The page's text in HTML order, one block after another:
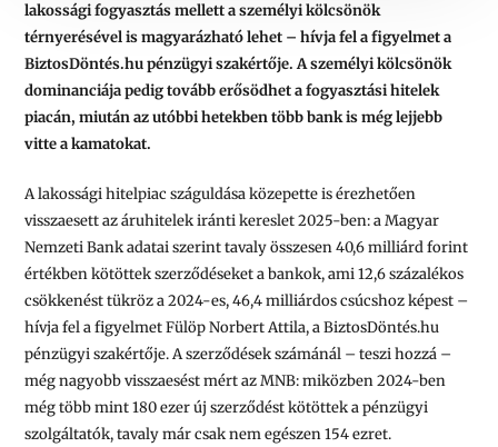
lakossági fogyasztás mellett a személyi kölcsönök
térnyerésével is magyarázható lehet – hívja fel a figyelmet a
BiztosDöntés.hu pénzügyi szakértője. A személyi kölcsönök
dominanciája pedig tovább erősödhet a fogyasztási hitelek
piacán, miután az utóbbi hetekben több bank is még lejjebb
vitte a kamatokat.
A lakossági hitelpiac száguldása közepette is érezhetően
visszaesett az áruhitelek iránti kereslet 2025-ben: a Magyar
Nemzeti Bank adatai szerinttavaly összesen40,6 milliárdforint
értékben kötöttek szerződéseket a bankok, ami 12,6 százalékos
csökkenést tükröz a 2024-es,46,4 milliárdoscsúcshoz képest –
hívja fel a figyelmet Fülöp Norbert Attila, a BiztosDöntés.hu
pénzügyi szakértője. A szerződések számánál – teszi hozzá –
még nagyobb visszaesést mért az MNB: miközben 2024-ben
még több mint180 ezerúj szerződést kötöttek a pénzügyi
szolgáltatók, tavaly már csak nem egészen 154 ezret.